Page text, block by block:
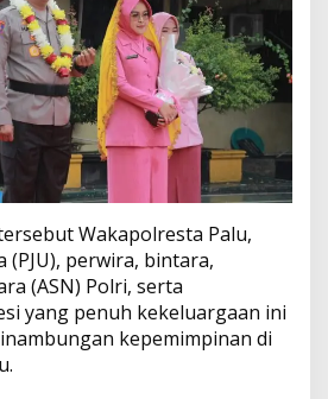
Wakapolresta Palu,
(PJU), perwira, bintara,
(ASN) Polri, serta
yang penuh kekeluargaan ini
kepemimpinan di